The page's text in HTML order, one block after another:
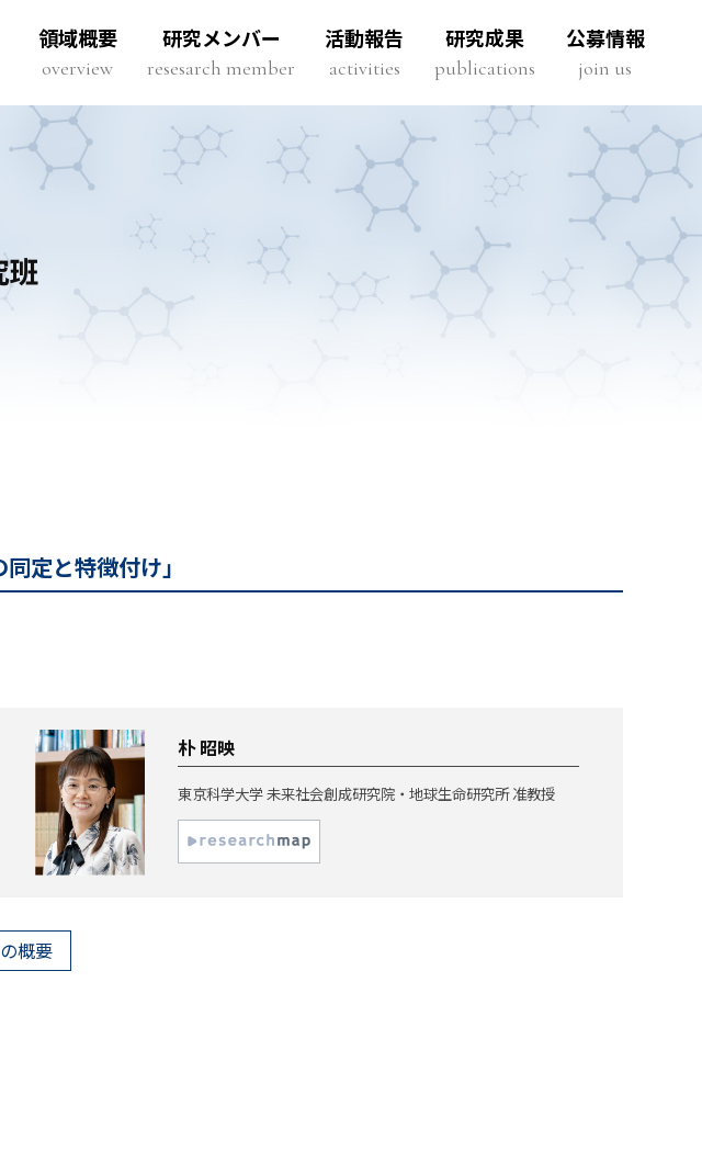
領域概要
overview
研究メンバー
resesarch member
活動報告
activities
研究成果
publications
公募情報
join us
班
定と特徴付け」
朴 昭映
東京科学大学 未来社会創成研究院・地球生命研究所 准教授
概要